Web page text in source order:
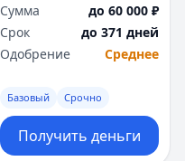
Сумма
до 60 000 ₽
Срок
до 371 дней
Одобрение
Среднее
Базовый Срочно
Получить деньги